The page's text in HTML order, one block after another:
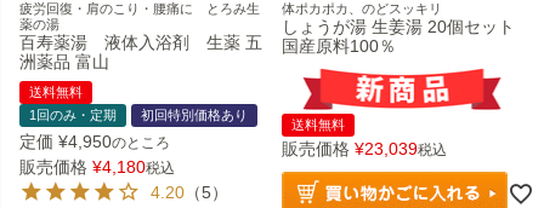
疲労回復・肩のこり・腰痛に とろみ生
薬の湯
百寿薬湯 液体入浴剤 生薬 五
洲薬品 富山
送料無料
1回のみ・定期
初回特別価格あり
定価 ¥4,950のところ
販売価格 ¥4,180税込
4.20 （5）
体ポカポカ、のどスッキリ
しょうが湯 生姜湯 20個セット
国産原料100％
送料無料
販売価格 ¥23,039税込